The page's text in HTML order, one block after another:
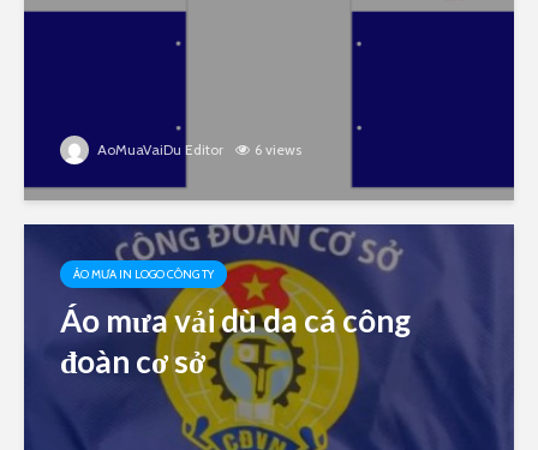
AoMuaVaiDu Editor 6 views
ÁO MƯA IN LOGO CÔNG TY
Áo mưa vải dù da cá công
đoàn cơ sở